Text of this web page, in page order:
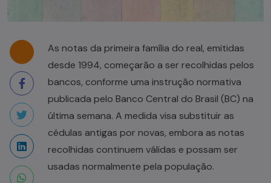
As notas da primeira família do real, emitidas
desde 1994, começarão a ser recolhidas pelos
bancos, conforme uma instrução normativa
publicada pelo Banco Central do Brasil (BC) na
última semana. A medida visa substituir as
cédulas antigas por novas, embora as notas
recolhidas continuem válidas e possam ser
usadas normalmente pela população.